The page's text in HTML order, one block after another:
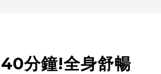
分鐘!全身舒暢